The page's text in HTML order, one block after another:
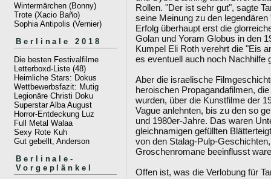
Wintermärchen (Bonny)
Trote (Xacio Baño)
Sophia Antipolis (Vernier)
Berlinale 2018
Die besten Festivalfilme
Letterboxd-Liste (48)
Heimliche Stars: Dokus
Wettbewerbsfazit: Mutig
Legionäre Christi Doku
Superstar Alba August
Horror-Entdeckung Luz
Full Metal Walaa
Sexy Rote Kuh
Gut gebellt, Anderson
Berlinale-
Vorgeplänkel
Rollen. "Der ist sehr gut", sagte
seine Meinung zu den
Erfolg überhaupt erst die
Golan und Yoram Globus in den
Kumpel Eli Roth verehrt die "Eis
es eventuell auch noch Nachhilfe
Aber die israelische
heroischen Propagandafilmen,
wurden, über die Kunstfilme der
Vague anlehnten, bis zu den so
und 1980er-Jahre. Das waren
gleichnamigen gefüllten
von den Stalag-Pulp-
Groschenromane beeinflusst
Offen ist, was die Verlobung für